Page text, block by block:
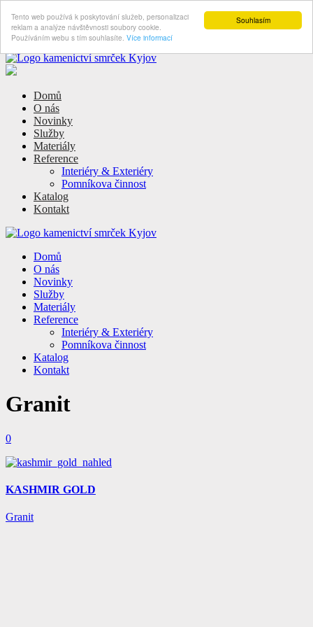
Souhlasím
Tento web používá k poskytování služeb, personalizaci
reklam a analýze návštěvnosti soubory cookie.
Používáním webu s tím souhlasíte. Více informací
Domů
O nás
Novinky
Služby
Materiály
Reference
Interiéry & Exteriéry
Pomníkova činnost
Katalog
Kontakt
Domů
O nás
Novinky
Služby
Materiály
Reference
Interiéry & Exteriéry
Pomníkova činnost
Katalog
Kontakt
Granit
0
KASHMIR GOLD
Granit